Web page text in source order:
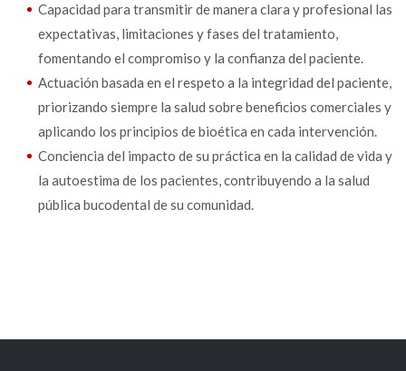
Capacidad para transmitir de manera clara y profesional las
expectativas, limitaciones y fases del tratamiento,
fomentando el compromiso y la confianza del paciente.
Actuación basada en el respeto a la integridad del paciente,
priorizando siempre la salud sobre beneficios comerciales y
aplicando los principios de bioética en cada intervención.
Conciencia del impacto de su práctica en la calidad de vida y
la autoestima de los pacientes, contribuyendo a la salud
pública bucodental de su comunidad.